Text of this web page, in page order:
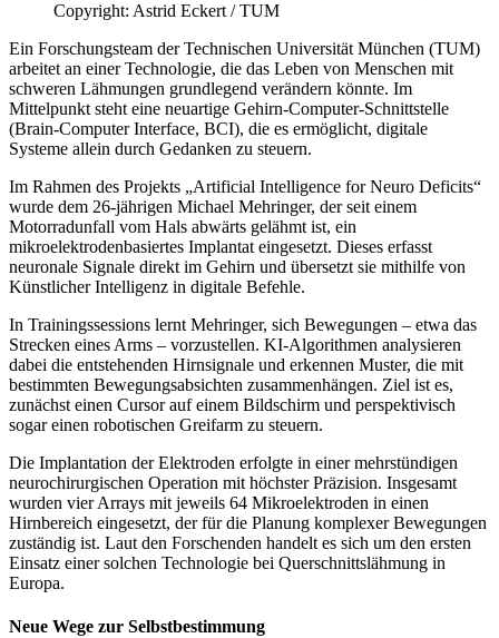
Copyright: Astrid Eckert / TUM
Ein Forschungsteam der Technischen Universität München (TUM)
arbeitet an einer Technologie, die das Leben von Menschen mit
schweren Lähmungen grundlegend verändern könnte. Im
Mittelpunkt steht eine neuartige Gehirn-Computer-Schnittstelle
(Brain-Computer Interface, BCI), die es ermöglicht, digitale
Systeme allein durch Gedanken zu steuern.
Im Rahmen des Projekts „Artificial Intelligence for Neuro Deficits“
wurde dem 26-jährigen Michael Mehringer, der seit einem
Motorradunfall vom Hals abwärts gelähmt ist, ein
mikroelektrodenbasiertes Implantat eingesetzt. Dieses erfasst
neuronale Signale direkt im Gehirn und übersetzt sie mithilfe von
Künstlicher Intelligenz in digitale Befehle.
In Trainingssessions lernt Mehringer, sich Bewegungen – etwa das
Strecken eines Arms – vorzustellen. KI-Algorithmen analysieren
dabei die entstehenden Hirnsignale und erkennen Muster, die mit
bestimmten Bewegungsabsichten zusammenhängen. Ziel ist es,
zunächst einen Cursor auf einem Bildschirm und perspektivisch
sogar einen robotischen Greifarm zu steuern.
Die Implantation der Elektroden erfolgte in einer mehrstündigen
neurochirurgischen Operation mit höchster Präzision. Insgesamt
wurden vier Arrays mit jeweils 64 Mikroelektroden in einen
Hirnbereich eingesetzt, der für die Planung komplexer Bewegungen
zuständig ist. Laut den Forschenden handelt es sich um den ersten
Einsatz einer solchen Technologie bei Querschnittslähmung in
Europa.
Neue Wege zur Selbstbestimmung